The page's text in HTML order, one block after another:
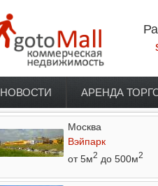
Главное меню
НОВОСТИ АРЕНДА
Москва
Вэйпарк
от 5м2 до 500м2